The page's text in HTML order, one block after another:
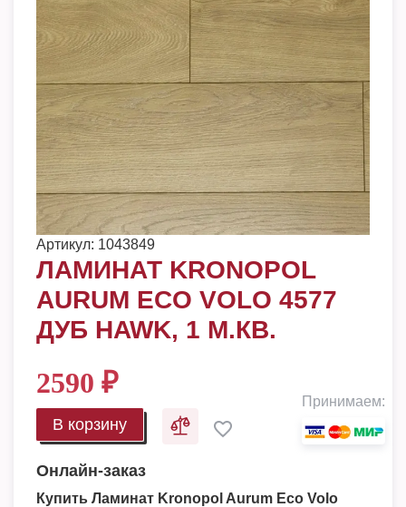
Артикул: 1043849
ЛАМИНАТ KRONOPOL
AURUM ECO VOLO 4577
ДУБ HAWK, 1 М.КВ.
2590 ₽
В корзину
Принимаем:
Онлайн-заказ
Купить Ламинат Kronopol Aurum Eco Volo